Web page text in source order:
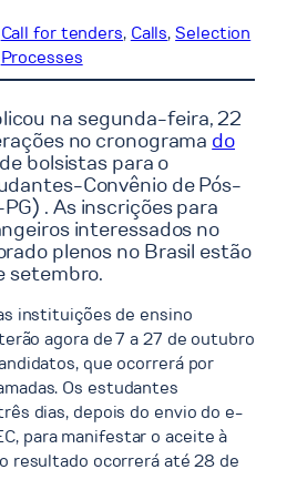
Call for tenders, Calls, Selection
Processes
na segunda-feira, 22
no cronograma do
de bolsistas para o
Convênio de Pós-
. As inscrições para
interessados no
plenos no Brasil estão
setembro.
instituições de ensino
agora de 7 a 27 de outubro
que ocorrerá por
Os estudantes
dias, depois do envio do e-
para manifestar o aceite à
resultado ocorrerá até 28 de